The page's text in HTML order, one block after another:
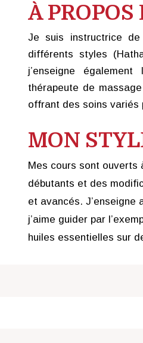
À PROPOS
Je suis instructrice
différents styles
j’enseigne également
thérapeute de
offrant des soins variés
MON
Mes cours sont ouverts
débutants et des
et avancés.
j’aime guider par
huiles essentielles sur